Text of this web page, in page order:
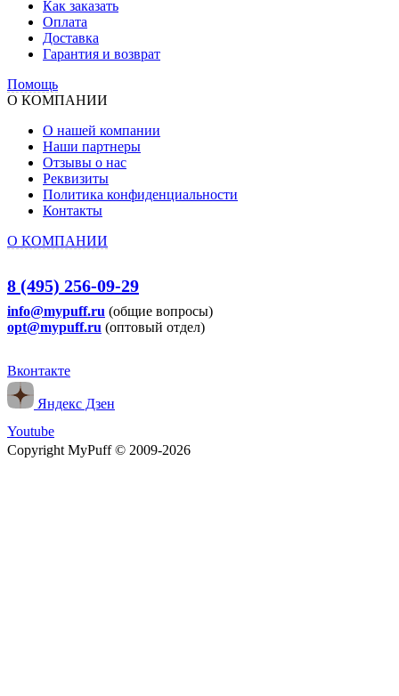
Как заказать
Оплата
Доставка
Гарантия и возврат
Помощь
О КОМПАНИИ
О нашей компании
Наши партнеры
Отзывы о нас
Реквизиты
Политика конфиденциальности
Контакты
О КОМПАНИИ
8 (495) 256-09-29
info@mypuff.ru (общие вопросы)
opt@mypuff.ru (оптовый отдел)
Вконтакте
Яндекс Дзен
Youtube
Copyright MyPuff © 2009-2026